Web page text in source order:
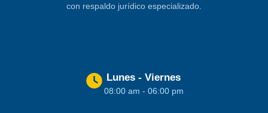
con respaldo jurídico especializado.
Lunes - Viernes
08:00 am - 06:00 pm